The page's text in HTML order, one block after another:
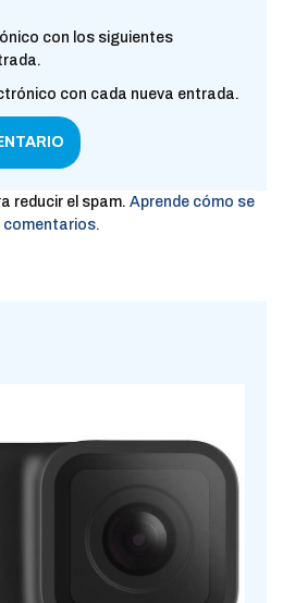
con los siguientes
con cada nueva entrada.
reducir el spam. Aprende cómo se
comentarios.